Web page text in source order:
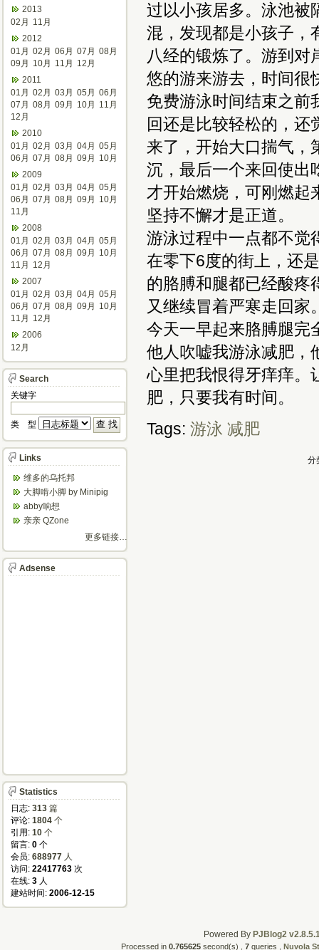
过以小孩居多。泳池被
混，发现都是小孩子，
八经的锻炼了。游到对
悠的游来游去，时间很
免费游泳时间结束之前
回还是比较轻松的，还
来了，开始大口揣气，
沉，最后一个来回使出
才开始燃烧，可刚燃起
坚持不懈才是正道。
游泳过程中一点都不觉
在零下6度的街上，还
的胳膊和腿都已经酸疼
又继续冒着严寒走回家
今天一早起来胳膊腿完
他人吹嘘我游泳减肥，
心里把我恨得牙痒痒。
肥，只要我有时间。
Tags: 游泳 减肥
分
2013
02月
11月
2012
01月 02月 06月 07月 08月
09月
10月 11月
12月
2011
01月 02月 03月 05月 06月
07月 08月 09月 10月
11月
12月
2010
01月 02月 03月 04月 05月
06月 07月 08月 09月
10月
2009
01月 02月 03月 04月 05月
06月 07月 08月 09月
10月
11月
2008
01月 02月 03月 04月 05月
06月 07月 08月 09月
10月
11月
12月
2007
01月 02月 03月 04月 05月
06月 07月 08月 09月
10月
11月
12月
2006
12月
Search
关键字
类 型
Links
维多的乌托邦
大脚啃小脚 by Minipig
abby响想
亲亲 QZone
更多链接…
Adsense
Statistics
日志: 313 篇
评论: 1804 个
引用: 10 个
留言: 0 个
会员: 688977 人
访问: 22417763 次
在线: 3 人
建站时间: 2006-12-15
Powered By PJBlog2
Processed in 0.765625 second(s) , 7 queries , Nuvola